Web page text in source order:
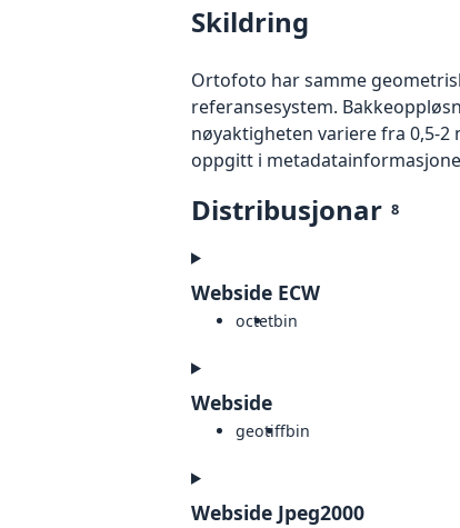
Skildring
Ortofoto har samme
referansesystem.
nøyaktigheten variere fra 0,5-
oppgitt i
Distribusjonar 8
Webside ECW
octetbin
Webside
geotiffbin
Webside Jpeg2000